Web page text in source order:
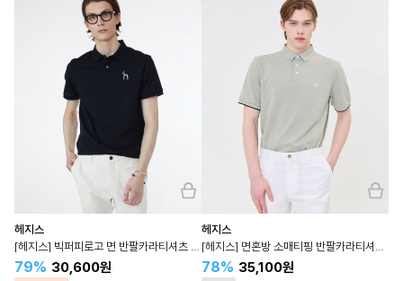
헤지스
[헤지스] 빅퍼피로고 면 반팔카라티셔츠 WHTS4B405
79% 30,600원
헤지스
[헤지스] 면혼방 소매티핑 반팔카라티셔츠 WHTS4B408
78% 35,100원